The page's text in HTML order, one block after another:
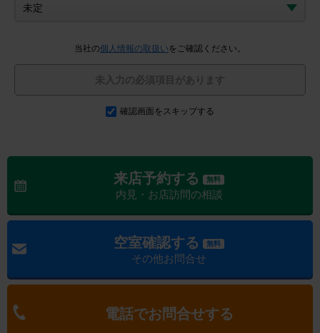
当社の個人情報の取扱い をご確認ください。
未入力の必須項目があります
確認画面をスキップする
来店予約する 無料
内見・お店訪問の相談
空室確認する 無料
その他お問合せ
電話でお問合せする